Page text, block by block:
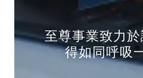
至尊事業致力
得如同呼吸